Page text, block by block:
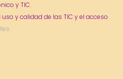
y TIC.
y calidad de las TIC y el acceso